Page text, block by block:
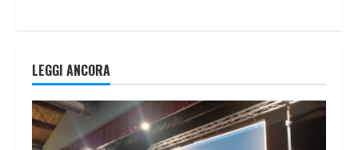
LEGGI ANCORA